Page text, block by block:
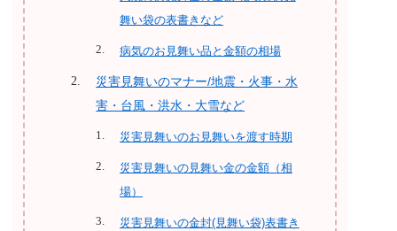
舞い袋の表書きなど
病気のお見舞い品と金額の相場
災害見舞いのマナー/地震・火事・水
害・台風・洪水・大雪など
災害見舞いのお見舞いを渡す時期
災害見舞いの見舞い金の金額（相
場）
災害見舞いの金封(見舞い袋)表書き